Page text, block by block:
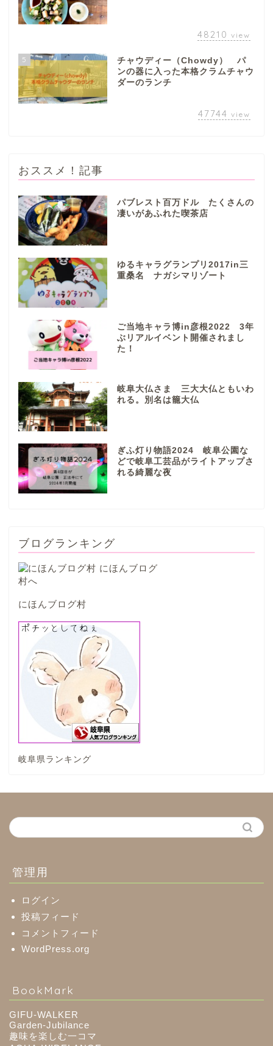
48210 view
5
チャウディー（Chowdy） パ
ンの器に入った本格クラムチャウ
ダーのランチ
47744 view
おススメ！記事
パブレスト百万ドル たくさんの
凄いがあふれた喫茶店
ゆるキャラグランプリ2017in三
重桑名 ナガシマリゾート
ご当地キャラ博in彦根2022 3年
ぶリアルイベント開催されまし
た！
岐阜大仏さま 三大大仏ともいわ
れる。別名は籠大仏
ぎふ灯り物語2024 岐阜公園な
どで岐阜工芸品がライトアップさ
れる綺麗な夜
ブログランキング
にほんブログ村
岐阜県ランキング
管理用
ログイン
投稿フィード
コメントフィード
WordPress.org
BookMark
GIFU-WALKER
Garden-Jubilance
趣味を楽しむ一コマ
ぎふまるけ内の記事と写真
（画像）＆掲載情報につい
岐阜地域
各務原市
山県市
川辺町